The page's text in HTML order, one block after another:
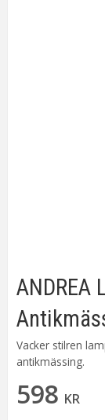
ANDREA
Vacker stilren
antikmässing.
598 KR